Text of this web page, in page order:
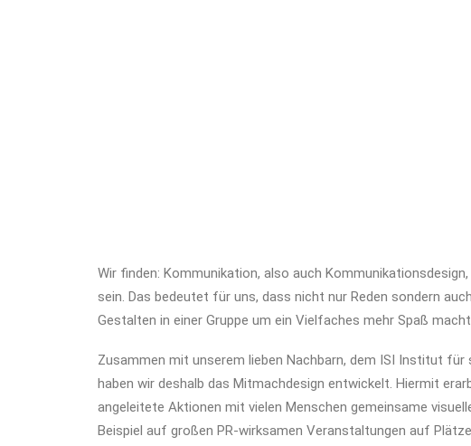
Wir finden: Kommunikation, also auch
sein. Das bedeutet für uns, dass nicht nur Reden sondern
Gestalten in einer Gruppe um ein Vielfaches mehr Spaß
Zusammen mit unserem lieben Nachbarn, dem ISI Institut für
haben wir deshalb das Mitmachdesign entwickelt. Hiermit
angeleitete Aktionen mit vielen Menschen gemeinsame
Beispiel auf großen PR-wirksamen Veranstaltungen auf